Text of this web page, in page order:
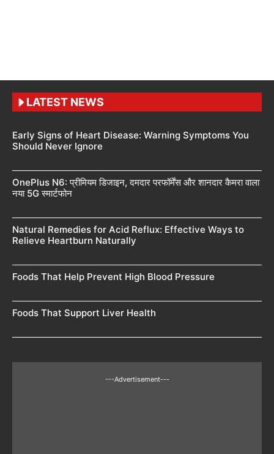
LATEST NEWS
Early Signs of Heart Disease: Warning Symptoms You
Should Never Ignore
OnePlus N6: प्रीमियम डिजाइन, दमदार परफॉर्मेंस और शानदार कैमरा वाला
नया 5G स्मार्टफोन
Natural Remedies for Acid Reflux: Effective Ways to
Relieve Heartburn Naturally
Foods That Help Prevent High Blood Pressure
Foods That Support Liver Health
---Advertisement---